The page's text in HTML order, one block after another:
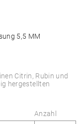
Citrin, Rubin und
hergestellten
5,5 MM
Anzahl